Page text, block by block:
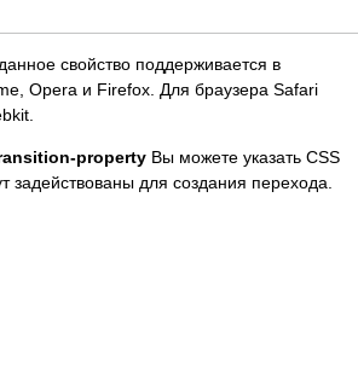
данное свойство поддерживается в
Opera и Firefox. Для браузера Safari
property Вы можете указать CSS
задействованы для создания перехода.